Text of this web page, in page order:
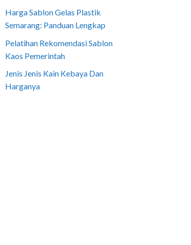
Harga Sablon Gelas Plastik
Semarang: Panduan Lengkap
Pelatihan Rekomendasi Sablon
Kaos Pemerintah
Jenis Jenis Kain Kebaya Dan
Harganya